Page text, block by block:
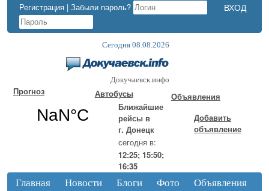
Регистрация | Забыли пароль?
Сегодня 08.08.2026
Докучаевск.инфо
Прогноз
Автобусы
Ближайшие
рейсы в
г. Донецк
сегодня в:
12:25; 15:50;
16:35
Объявления
Добавить
объявление
Главная Новости Блоги Фото
Объявления